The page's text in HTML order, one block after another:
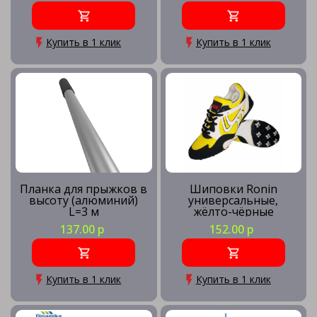
Купить в 1 клик Купить в 1 клик
Планка для прыжков в
высоту (алюминий)
L=3 м
137.00 р
Купить в 1 клик
Шиповки Ronin
универсальные,
жёлто-чёрные
152.00 р
Купить в 1 клик